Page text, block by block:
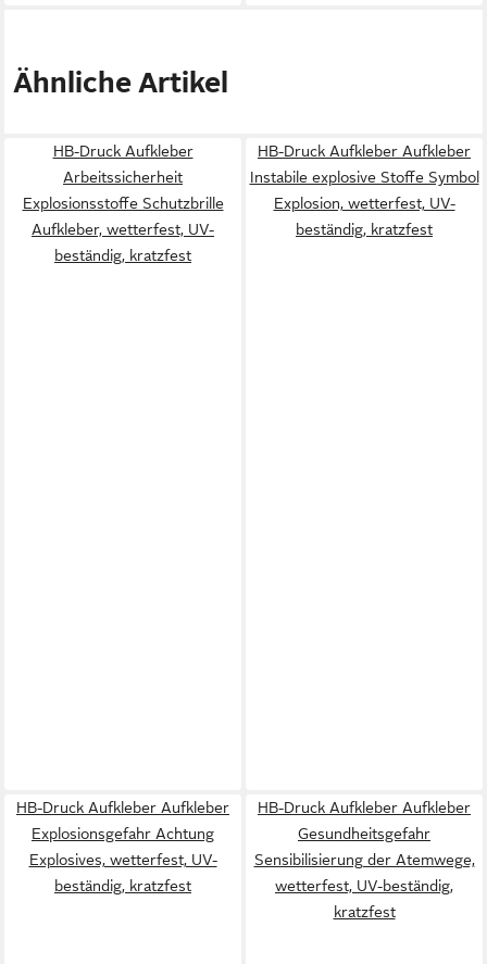
Ähnliche Artikel
HB-Druck Aufkleber
Arbeitssicherheit
Explosionsstoffe Schutzbrille
Aufkleber, wetterfest, UV-
beständig, kratzfest
HB-Druck Aufkleber Aufkleber
Instabile explosive Stoffe Symbol
Explosion, wetterfest, UV-
beständig, kratzfest
HB-Druck Aufkleber Aufkleber
Explosionsgefahr Achtung
Explosives, wetterfest, UV-
beständig, kratzfest
HB-Druck Aufkleber Aufkleber
Gesundheitsgefahr
Sensibilisierung der Atemwege,
wetterfest, UV-beständig,
kratzfest